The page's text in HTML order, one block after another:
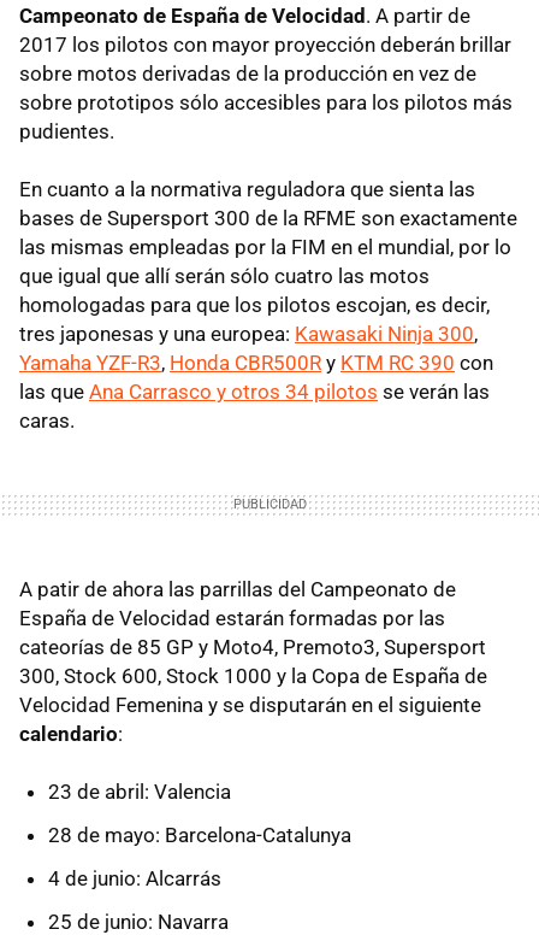
Campeonato de España de Velocidad. A partir de
2017 los pilotos con mayor proyección deberán brillar
sobre motos derivadas de la producción en vez de
sobre prototipos sólo accesibles para los pilotos más
pudientes.
En cuanto a la normativa reguladora que sienta las
bases de Supersport 300 de la RFME son exactamente
las mismas empleadas por la FIM en el mundial, por lo
que igual que allí serán sólo cuatro las motos
homologadas para que los pilotos escojan, es decir,
tres japonesas y una europea: Kawasaki Ninja 300,
Yamaha YZF-R3, Honda CBR500R y KTM RC 390 con
las que Ana Carrasco y otros 34 pilotos se verán las
caras.
A patir de ahora las parrillas del Campeonato de
España de Velocidad estarán formadas por las
cateorías de 85 GP y Moto4, Premoto3, Supersport
300, Stock 600, Stock 1000 y la Copa de España de
Velocidad Femenina y se disputarán en el siguiente
calendario:
23 de abril: Valencia
28 de mayo: Barcelona-Catalunya
4 de junio: Alcarrás
25 de junio: Navarra